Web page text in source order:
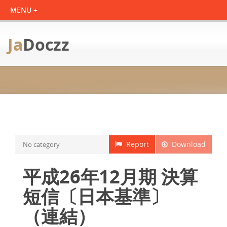
JaDoczz
Download
Report
No category
平成26年12月期 決算
短信〔日本基準〕
（連結）